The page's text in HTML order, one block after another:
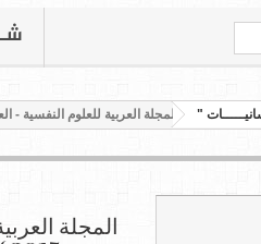
" المجلة العربية للعلوم النفسية - العدد 47 ( خريف